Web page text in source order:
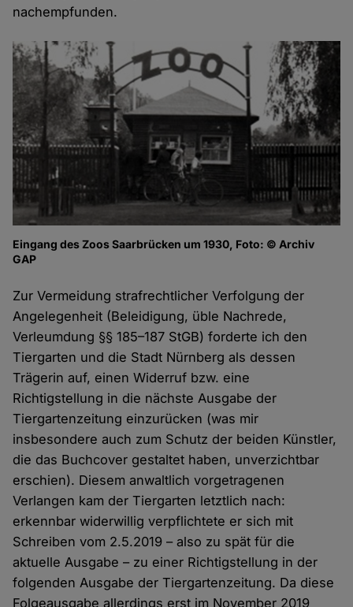
nachempfunden.
Eingang des Zoos Saarbrücken um 1930, Foto: © Archiv
GAP
Zur Vermeidung strafrechtlicher Verfolgung der
Angelegenheit (Beleidigung, üble Nachrede,
Verleumdung §§ 185–187 StGB) forderte ich den
Tiergarten und die Stadt Nürnberg als dessen
Trägerin auf, einen Widerruf bzw. eine
Richtigstellung in die nächste Ausgabe der
Tiergartenzeitung einzurücken (was mir
insbesondere auch zum Schutz der beiden Künstler,
die das Buchcover gestaltet haben, unverzichtbar
erschien). Diesem anwaltlich vorgetragenen
Verlangen kam der Tiergarten letztlich nach:
erkennbar widerwillig verpflichtete er sich mit
Schreiben vom 2.5.2019 – also zu spät für die
aktuelle Ausgabe – zu einer Richtigstellung in der
folgenden Ausgabe der Tiergartenzeitung. Da diese
Folgeausgabe allerdings erst im November 2019